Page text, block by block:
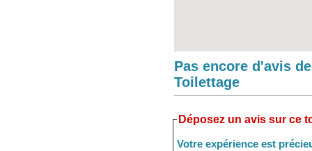
Pas encore d'avis
Toilettage
Déposez un avis sur ce
Votre expérience est